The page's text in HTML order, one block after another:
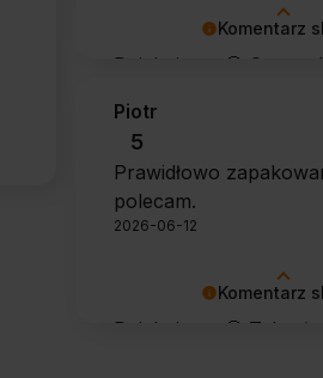
Komentarz
Dziękujemy 🙂 Super,
użytkowaniu.
udanych kulinarnych
Komentarz
Dziękujemy 🙂 Tak
Piotr
5
Prawidłowo
polecam.
2026-06-12